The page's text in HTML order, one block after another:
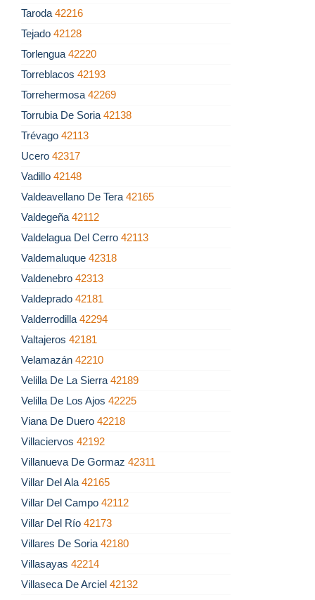
Taroda 42216
Tejado 42128
Torlengua 42220
Torreblacos 42193
Torrehermosa 42269
Torrubia De Soria 42138
Trévago 42113
Ucero 42317
Vadillo 42148
Valdeavellano De Tera 42165
Valdegeña 42112
Valdelagua Del Cerro 42113
Valdemaluque 42318
Valdenebro 42313
Valdeprado 42181
Valderrodilla 42294
Valtajeros 42181
Velamazán 42210
Velilla De La Sierra 42189
Velilla De Los Ajos 42225
Viana De Duero 42218
Villaciervos 42192
Villanueva De Gormaz 42311
Villar Del Ala 42165
Villar Del Campo 42112
Villar Del Río 42173
Villares De Soria 42180
Villasayas 42214
Villaseca De Arciel 42132